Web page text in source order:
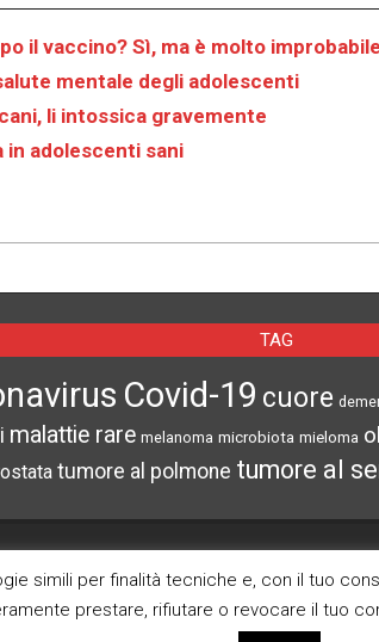
il vaccino? Sì, ma è molto improbabile
mentale degli adolescenti
li intossica gravemente
in adolescenti sani
TAG
Covid-19 cuore
malattie rare melanoma microbiota mieloma
tumore al polmone tumore al
CERCA NEL SITO
Archivi
simili per finalità tecniche e, con il tuo
prestare, rifiutare o revocare il tuo